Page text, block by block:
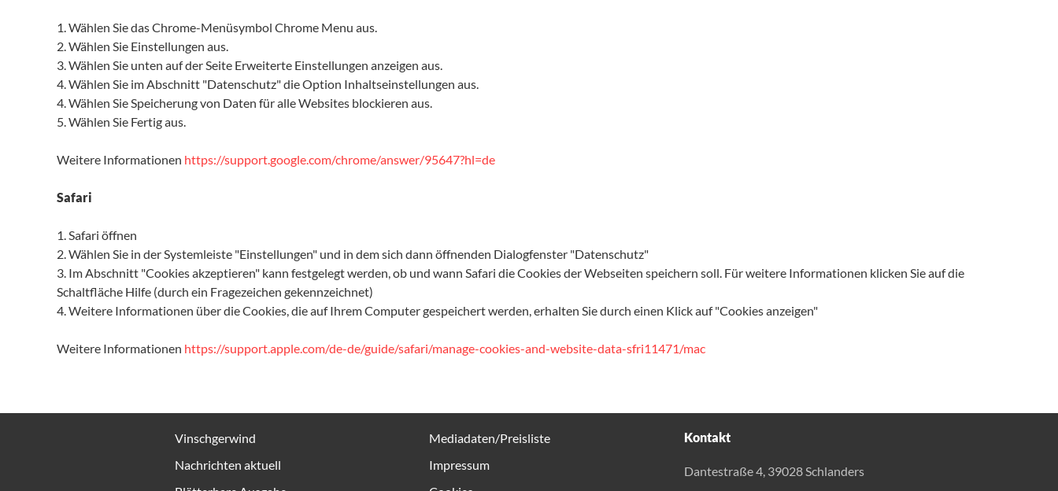
1. Wählen Sie das Chrome-Menüsymbol Chrome Menu aus.
2. Wählen Sie Einstellungen aus.
3. Wählen Sie unten auf der Seite Erweiterte Einstellungen anzeigen aus.
4. Wählen Sie im Abschnitt "Datenschutz" die Option Inhaltseinstellungen aus.
4. Wählen Sie Speicherung von Daten für alle Websites blockieren aus.
5. Wählen Sie Fertig aus.
Weitere Informationen https://support.google.com/chrome/answer/95647?hl=de
Safari
1. Safari öffnen
2. Wählen Sie in der Systemleiste "Einstellungen" und in dem sich dann öffnenden Dialogfenster "Datenschutz"
3. Im Abschnitt "Cookies akzeptieren" kann festgelegt werden, ob und wann Safari die Cookies der Webseiten speichern soll. Für weitere Informationen klicken Sie auf die
Schaltfläche Hilfe (durch ein Fragezeichen gekennzeichnet)
4. Weitere Informationen über die Cookies, die auf Ihrem Computer gespeichert werden, erhalten Sie durch einen Klick auf "Cookies anzeigen"
Weitere Informationen https://support.apple.com/de-de/guide/safari/manage-cookies-and-website-data-sfri11471/mac
Vinschgerwind
Nachrichten aktuell
Mediadaten/Preisliste
Impressum
Kontakt
Dantestraße 4, 39028 Schlanders